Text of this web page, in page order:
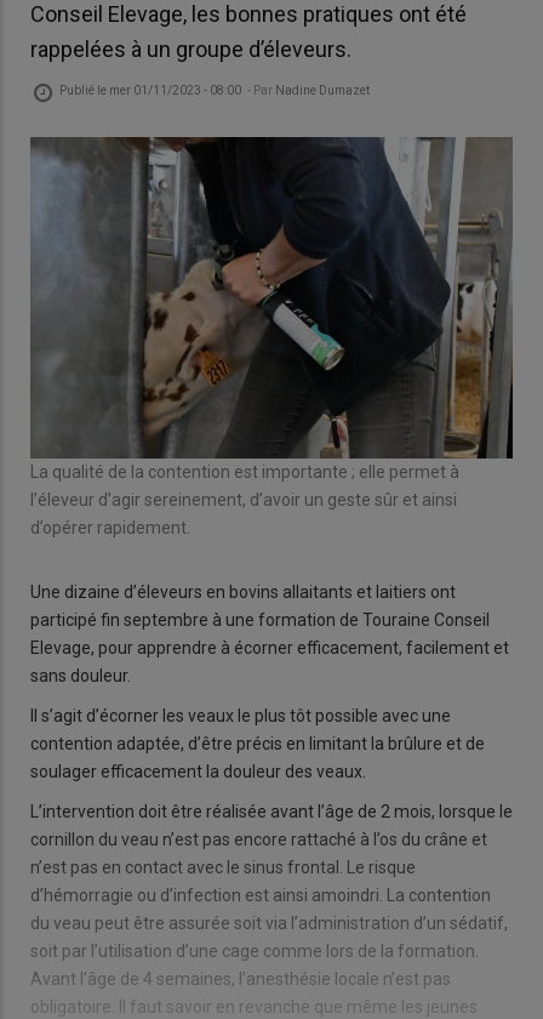
Conseil Elevage, les bonnes pratiques ont été
rappelées à un groupe d’éleveurs.
Publié le mer 01/11/2023 - 08:00 - Par Nadine Dumazet
La qualité de la contention est importante ; elle permet à
l’éleveur d’agir sereinement, d’avoir un geste sûr et ainsi
d’opérer rapidement.
Une dizaine d’éleveurs en bovins allaitants et laitiers ont
participé fin septembre à une formation de Touraine Conseil
Elevage, pour apprendre à écorner efficacement, facilement et
sans douleur.
Il s’agit d’écorner les veaux le plus tôt possible avec une
contention adaptée, d’être précis en limitant la brûlure et de
soulager efficacement la douleur des veaux.
L’intervention doit être réalisée avant l’âge de 2 mois, lorsque le
cornillon du veau n’est pas encore rattaché à l’os du crâne et
n’est pas en contact avec le sinus frontal. Le risque
d’hémorragie ou d’infection est ainsi amoindri. La contention
du veau peut être assurée soit via l’administration d’un sédatif,
soit par l’utilisation d’une cage comme lors de la formation.
Avant l’âge de 4 semaines, l’anesthésie locale n’est pas
obligatoire. Il faut savoir en revanche que même les jeunes